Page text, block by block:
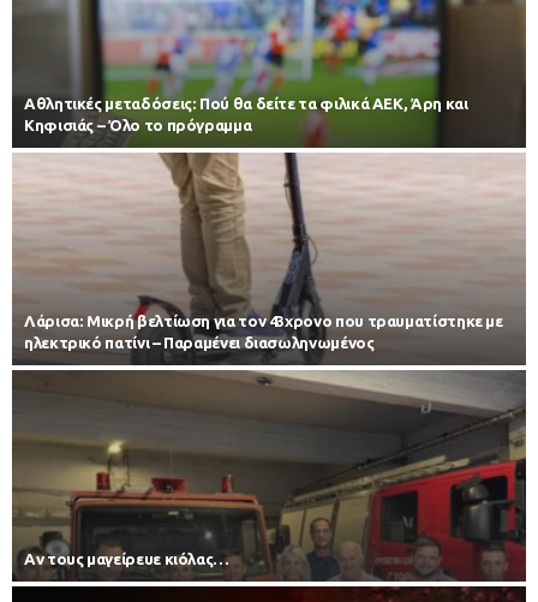
Αθλητικές μεταδόσεις: Πού θα δείτε τα φιλικά ΑΕΚ, Άρη και
Κηφισιάς – Όλο το πρόγραμμα
Λάρισα: Μικρή βελτίωση για τον 43χρονο που τραυματίστηκε με
ηλεκτρικό πατίνι – Παραμένει διασωληνωμένος
Αν τους μαγείρευε κιόλας…